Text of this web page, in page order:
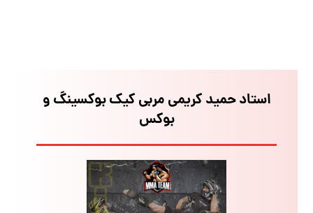
استاد حمید کریمی مربی کیک بوکسینگ و
بوکس